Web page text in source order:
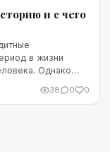
и с чего
в жизни
Однако
можно
38 0 0